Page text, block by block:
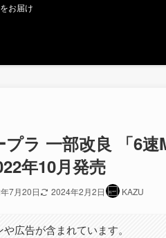
お届け
プラ 一部改良 「6
年10月発売
7月20日 2024年2月2日 KAZU
広告が含まれています。